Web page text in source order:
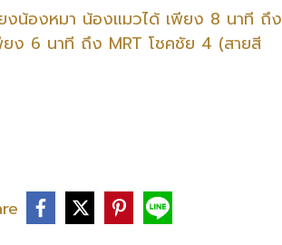
น้องหมา น้องแมวได้ เพียง 8 นาที ถึง
ยง 6 นาที ถึง MRT โชคชัย 4 (สายสี